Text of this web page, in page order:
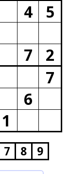
4
5
7
2
7
6
1
7 8 9